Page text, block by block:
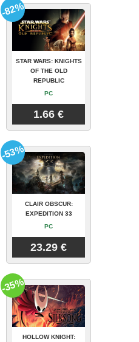
STAR WARS: KNIGHTS
OF THE OLD
REPUBLIC
PC
1.66 €
-82%
CLAIR OBSCUR:
EXPEDITION 33
PC
23.29 €
-53%
HOLLOW KNIGHT:
-35%